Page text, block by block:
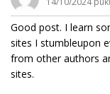
Good post. I learn
sites I stumbleupon
from other authors
sites.